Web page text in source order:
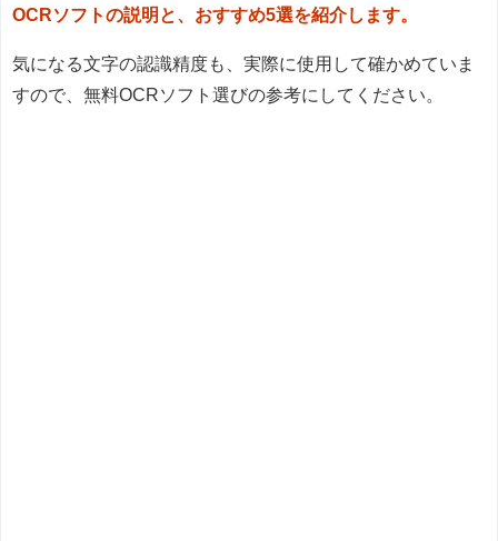
OCRソフトの説明と、おすすめ5選を紹介します。
気になる文字の認識精度も、実際に使用して確かめていま
すので、無料OCRソフト選びの参考にしてください。